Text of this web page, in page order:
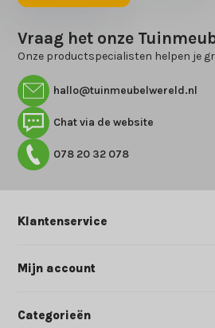
Vraag het onze
Onze productspecialisten helpen je
hallo@tuinmeubelwereld.nl
Chat via de website
078 20 32 078
Klantenservice
Mijn account
Categorieën